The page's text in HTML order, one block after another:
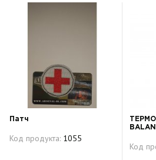
Патч
Код продукта: 1055
Код